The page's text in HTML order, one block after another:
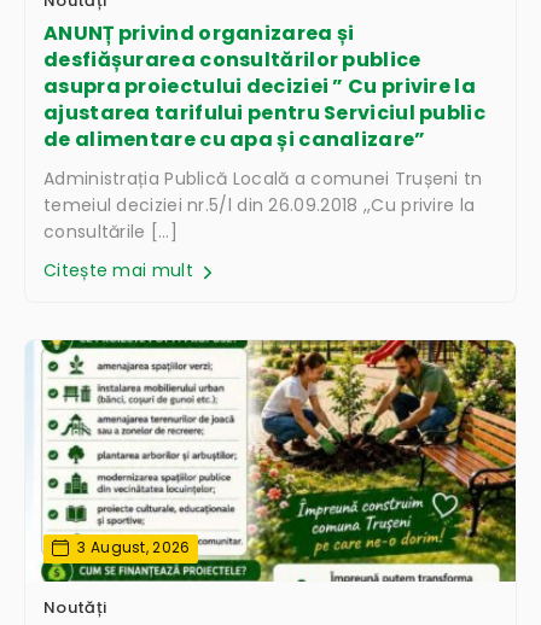
ANUNȚ privind organizarea și
desfiășurarea consultărilor publice
asupra proiectului deciziei ” Cu privire la
ajustarea tarifului pentru Serviciul public
de alimentare cu apa și canalizare”
Administrația Publică Locală a comunei Trușeni tn
temeiul deciziei nr.5/l din 26.09.2018 ,,Cu privire la
consultările […]
Citește mai mult
3 August, 2026
Noutăți